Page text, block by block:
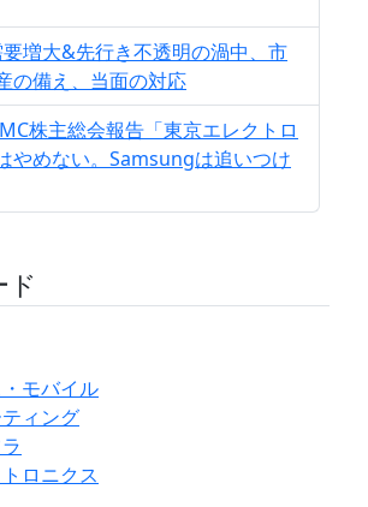
増大&先行き不透明の渦中、市
の備え、当面の対応
株主総会報告「東京エレクトロ
やめない。Samsungは追いつけ
ド
モバイル
ィング
ロニクス